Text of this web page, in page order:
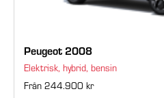
Peugeot 2008
Elektrisk, hybrid, bensin
Från 244.900 kr